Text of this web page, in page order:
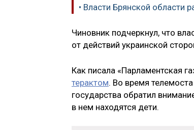
• Власти Брянской области
Чиновник подчеркнул, что
от действий украинской
Как писала «Парламентская
терактом. Во время
государства обратил
в нем находятся дети.